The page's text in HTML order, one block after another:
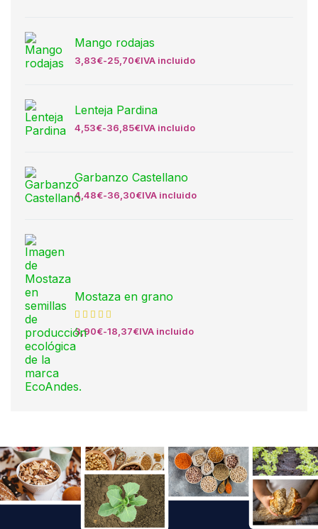
Mango rodajas
3,83€-25,70€IVA incluido
Lenteja Pardina
4,53€-36,85€IVA incluido
Garbanzo Castellano
4,48€-36,30€IVA incluido
Mostaza en grano
3,90€-18,37€IVA incluido